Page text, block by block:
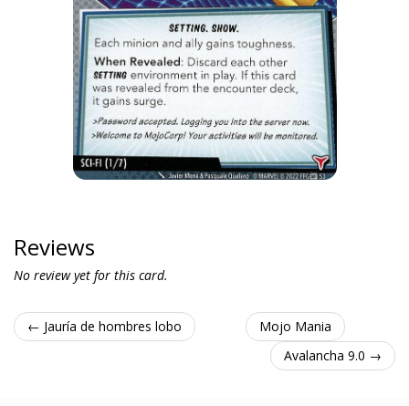
Reviews
No review yet for this card.
← Jauría de hombres lobo
Mojo Mania
Avalancha 9.0 →